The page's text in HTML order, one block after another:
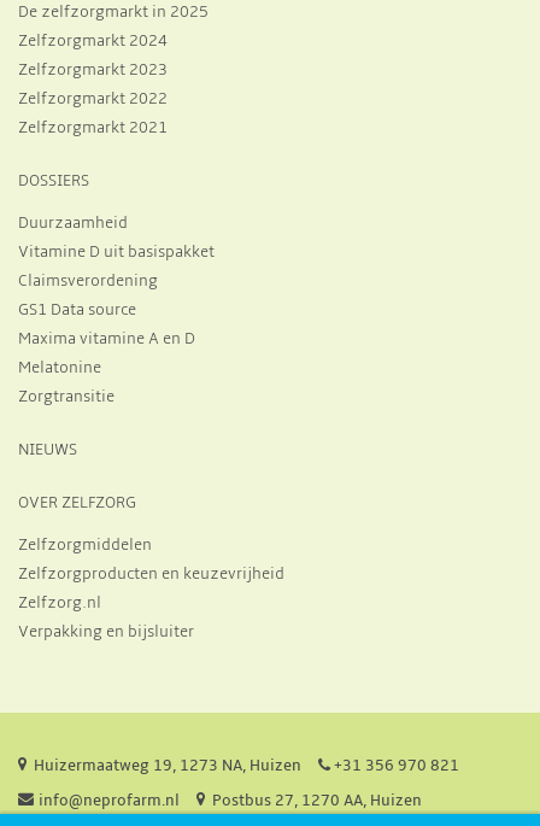
De zelfzorgmarkt in 2025
Zelfzorgmarkt 2024
Zelfzorgmarkt 2023
Zelfzorgmarkt 2022
Zelfzorgmarkt 2021
DOSSIERS
Duurzaamheid
Vitamine D uit basispakket
Claimsverordening
GS1 Data source
Maxima vitamine A en D
Melatonine
Zorgtransitie
NIEUWS
OVER ZELFZORG
Zelfzorgmiddelen
Zelfzorgproducten en keuzevrijheid
Zelfzorg.nl
Verpakking en bijsluiter
Huizermaatweg 19, 1273 NA, Huizen
+31 356 970 821
info@neprofarm.nl
Postbus 27, 1270 AA, Huizen